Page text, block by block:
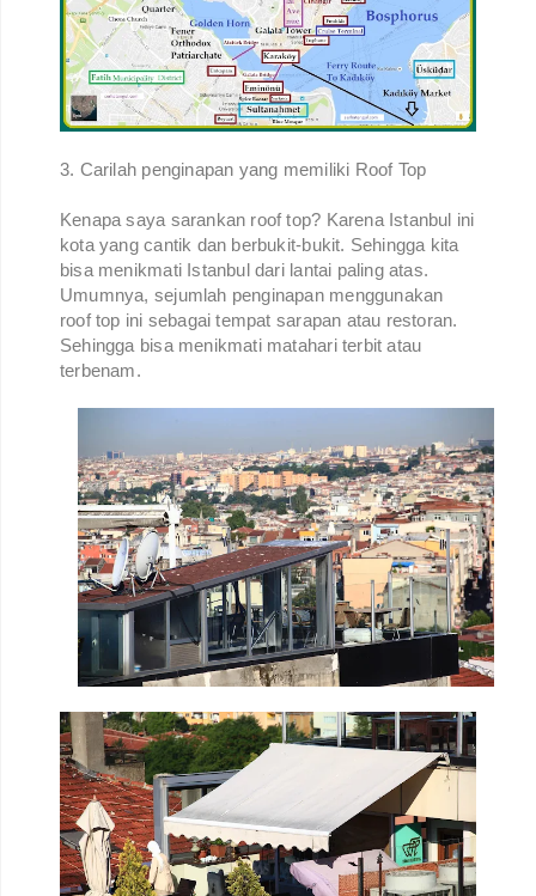
3. Carilah penginapan yang memiliki Roof Top
Kenapa saya sarankan roof top? Karena Istanbul ini
kota yang cantik dan berbukit-bukit. Sehingga kita
bisa menikmati Istanbul dari lantai paling atas.
Umumnya, sejumlah penginapan menggunakan
roof top ini sebagai tempat sarapan atau restoran.
Sehingga bisa menikmati matahari terbit atau
terbenam.